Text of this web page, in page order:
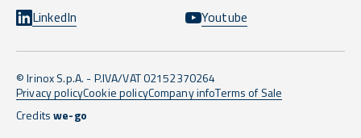
LinkedIn
Youtube
© Irinox S.p.A. - P.IVA/VAT 02152370264
Privacy policyCookie policyCompany infoTerms of Sale
Creditswe-go